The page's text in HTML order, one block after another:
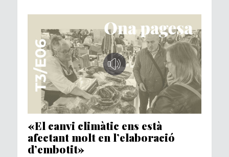
«El canvi climàtic ens està
afectant molt en l’elaboració
d’embotit»